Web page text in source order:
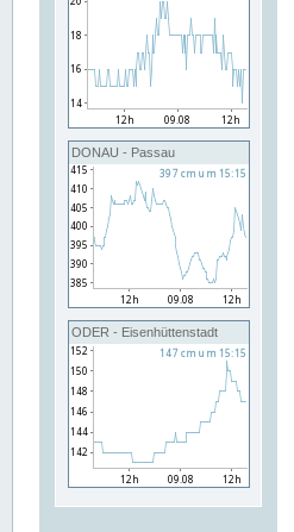
DONAU - Passau
ODER - Eisenhüttenstadt